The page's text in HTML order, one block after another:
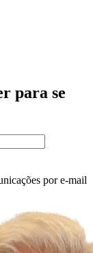
para se
por e-mail